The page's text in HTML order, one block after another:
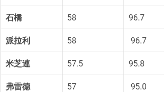
石橋 58 96.7
派拉利 58 96.7
米芝連 57.5 95.8
弗雷德 57 95.0